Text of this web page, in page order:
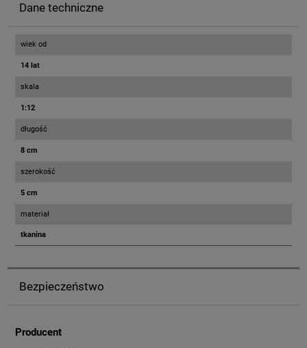
Dane techniczne
wiek od
14 lat
skala
1:12
długość
8 cm
szerokość
5 cm
materiał
tkanina
Bezpieczeństwo
Producent